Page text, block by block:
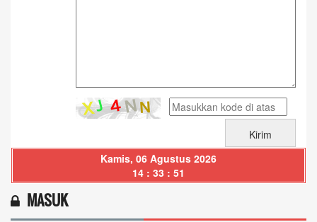
Kamis, 06 Agustus 2026
14 : 33 : 51
MASUK